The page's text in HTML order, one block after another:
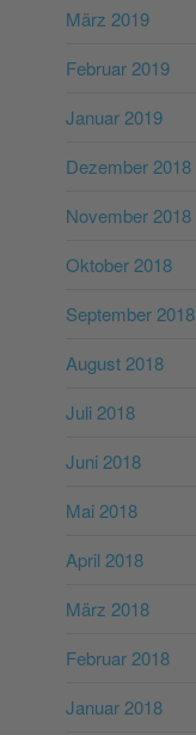
März 2019
Februar 2019
Januar 2019
Dezember 2018
November 2018
Oktober 2018
September 2018
August 2018
Juli 2018
Juni 2018
Mai 2018
April 2018
März 2018
Februar 2018
Januar 2018